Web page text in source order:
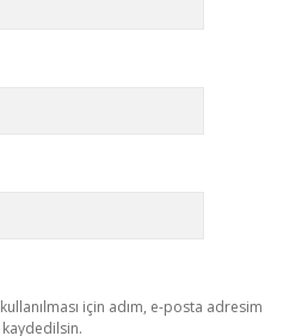
için adım, e-posta adresim
kaydedilsin.